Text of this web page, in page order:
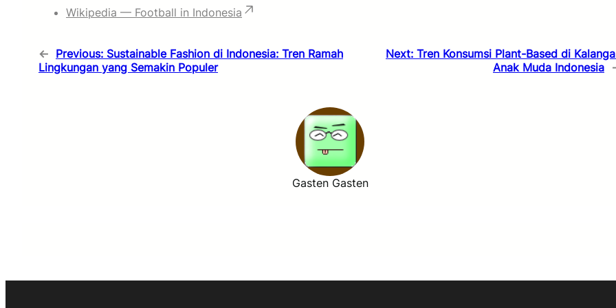
Wikipedia — Football in Indonesia
← Previous: Sustainable Fashion di Indonesia: Tren Ramah
Lingkungan yang Semakin Populer
Next: Tren Konsumsi Plant-Based di
Anak Muda Indonesia
Gasten Gasten